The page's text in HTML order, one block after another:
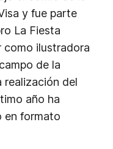
y fue parte
La Fiesta
como ilustradora
de la
realización del
año ha
en formato